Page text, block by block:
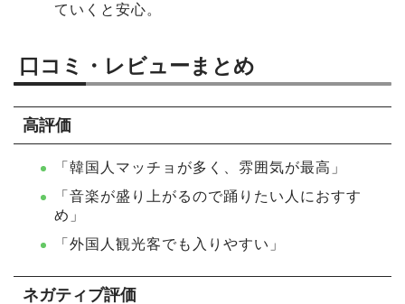
ていくと安心。
口コミ・レビューまとめ
高評価
「韓国人マッチョが多く、雰囲気が最高」
「音楽が盛り上がるので踊りたい人におすす
め」
「外国人観光客でも入りやすい」
ネガティブ評価